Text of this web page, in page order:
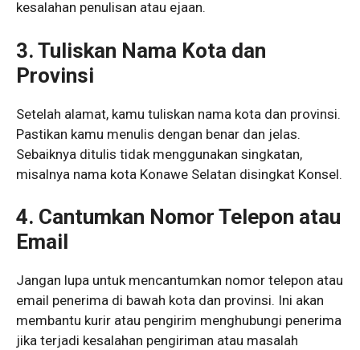
kesalahan penulisan atau ejaan.
3. Tuliskan Nama Kota dan
Provinsi
Setelah alamat, kamu tuliskan nama kota dan provinsi.
Pastikan kamu menulis dengan benar dan jelas.
Sebaiknya ditulis tidak menggunakan singkatan,
misalnya nama kota Konawe Selatan disingkat Konsel.
4. Cantumkan Nomor Telepon atau
Email
Jangan lupa untuk mencantumkan nomor telepon atau
email penerima di bawah kota dan provinsi. Ini akan
membantu kurir atau pengirim menghubungi penerima
jika terjadi kesalahan pengiriman atau masalah